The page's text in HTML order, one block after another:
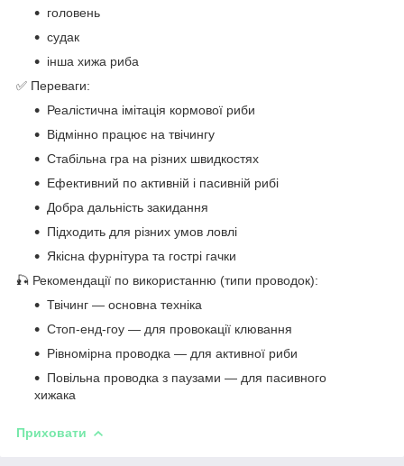
головень
судак
інша хижа риба
✅ Переваги:
Реалістична імітація кормової риби
Відмінно працює на твічингу
Стабільна гра на різних швидкостях
Ефективний по активній і пасивній рибі
Добра дальність закидання
Підходить для різних умов ловлі
Якісна фурнітура та гострі гачки
🎣 Рекомендації по використанню (типи проводок):
Твічинг — основна техніка
Стоп-енд-гоу — для провокації клювання
Рівномірна проводка — для активної риби
Повільна проводка з паузами — для пасивного
хижака
Приховати